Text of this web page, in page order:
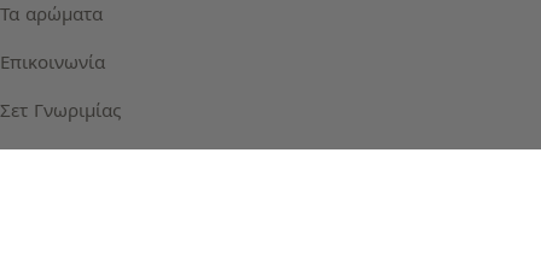
Τα αρώματα
Επικοινωνία
Σετ Γνωριμίας